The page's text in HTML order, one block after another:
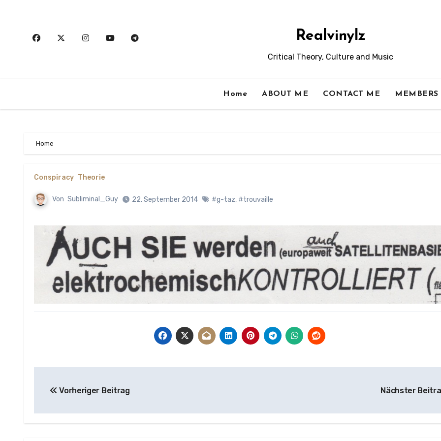
Realvinylz
Critical Theory, Culture and Music
Home ABOUT ME CONTACT ME MEMBERS
Home
Conspiracy Theorie
Von Subliminal_Guy 22. September 2014 #g-taz, #trouvaille
Vorheriger Beitrag Nächster